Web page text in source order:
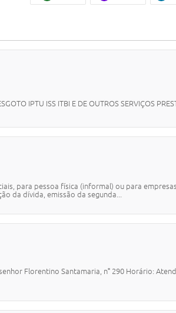
IPTU ISS ITBI E DE OUTROS SERVIÇOS
para pessoa física (informal) ou para
da dívida, emissão da segunda...
Florentino Santamaria, n° 290 Horário: